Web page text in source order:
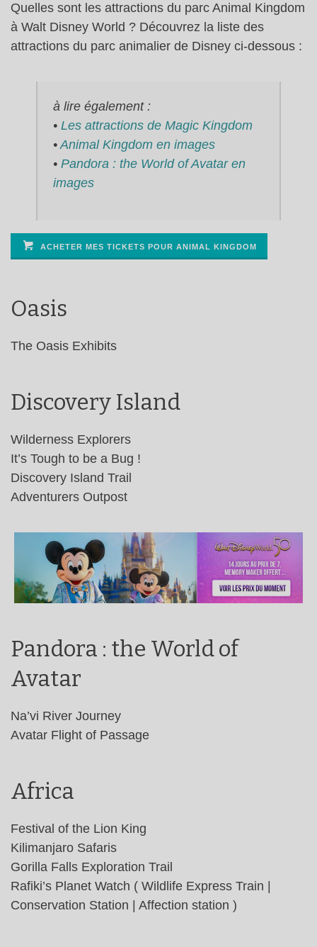
Quelles sont les attractions du parc Animal Kingdom
à Walt Disney World ? Découvrez la liste des
attractions du parc animalier de Disney ci-dessous :
à lire également :
• Les attractions de Magic Kingdom
• Animal Kingdom en images
• Pandora : the World of Avatar en
images
ACHETER MES TICKETS POUR ANIMAL KINGDOM
Oasis
The Oasis Exhibits
Discovery Island
Wilderness Explorers
It’s Tough to be a Bug !
Discovery Island Trail
Adventurers Outpost
Pandora : the World of
Avatar
Na’vi River Journey
Avatar Flight of Passage
Africa
Festival of the Lion King
Kilimanjaro Safaris
Gorilla Falls Exploration Trail
Rafiki’s Planet Watch ( Wildlife Express Train |
Conservation Station | Affection station )